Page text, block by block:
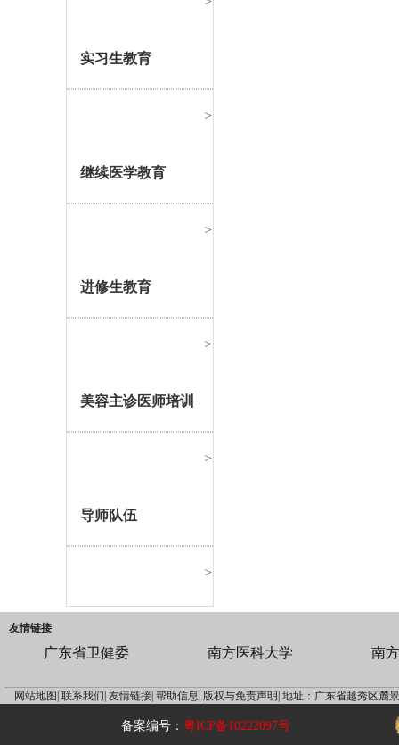
实习生教育
>
继续医学教育
>
进修生教育
>
美容主诊医师培训
>
导师队伍
>
友情链接
广东省卫健委 南方医科大学 南
网站地图| 联系我们| 友情链接| 帮助信息| 版权与免责声明| 地址：广东省越秀区麓
备案编号：粤ICP备10222097号